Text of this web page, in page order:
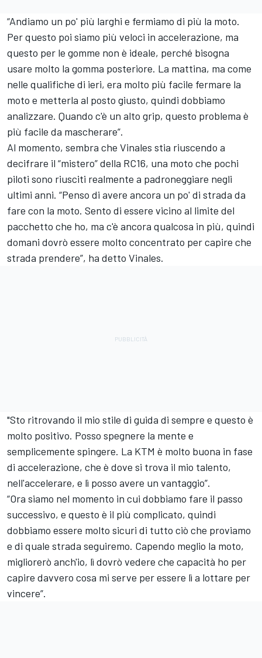
“Andiamo un po' più larghi e fermiamo di più la moto.
Per questo poi siamo più veloci in accelerazione, ma
questo per le gomme non è ideale, perché bisogna
usare molto la gomma posteriore. La mattina, ma come
nelle qualifiche di ieri, era molto più facile fermare la
moto e metterla al posto giusto, quindi dobbiamo
analizzare. Quando c'è un alto grip, questo problema è
più facile da mascherare”.
Al momento, sembra che Vinales stia riuscendo a
decifrare il “mistero” della RC16, una moto che pochi
piloti sono riusciti realmente a padroneggiare negli
ultimi anni. “Penso di avere ancora un po' di strada da
fare con la moto. Sento di essere vicino al limite del
pacchetto che ho, ma c'è ancora qualcosa in più, quindi
domani dovrò essere molto concentrato per capire che
strada prendere”, ha detto Vinales.
"Sto ritrovando il mio stile di guida di sempre e questo è
molto positivo. Posso spegnere la mente e
semplicemente spingere. La KTM è molto buona in fase
di accelerazione, che è dove si trova il mio talento,
nell'accelerare, e lì posso avere un vantaggio”.
“Ora siamo nel momento in cui dobbiamo fare il passo
successivo, e questo è il più complicato, quindi
dobbiamo essere molto sicuri di tutto ciò che proviamo
e di quale strada seguiremo. Capendo meglio la moto,
migliorerò anch'io, lì dovrò vedere che capacità ho per
capire davvero cosa mi serve per essere lì a lottare per
vincere”.